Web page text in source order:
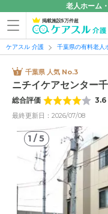
老人ホーム
掲載施設5万件超
ケアスル 介護 千葉県の有料老人
千葉県 人気 No.3
ニチイケアセンター
総合評価 3.6
最終更新日：2026/07/08
1 /5